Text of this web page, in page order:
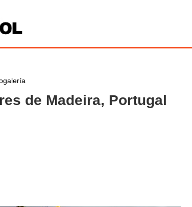
de Madeira, Portugal